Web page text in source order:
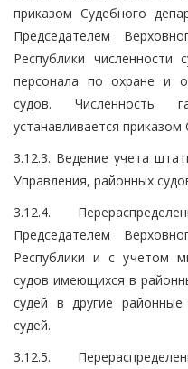
приказом Судебного
Председателем
Республики численности
персонала по охране и
судов. Численность
устанавливается
3.12.3. Ведение учета
Управления, районных
3.12.4.
Председателем
Республики и с учетом
судов имеющихся в
судей в другие
судей.
3.12.5.